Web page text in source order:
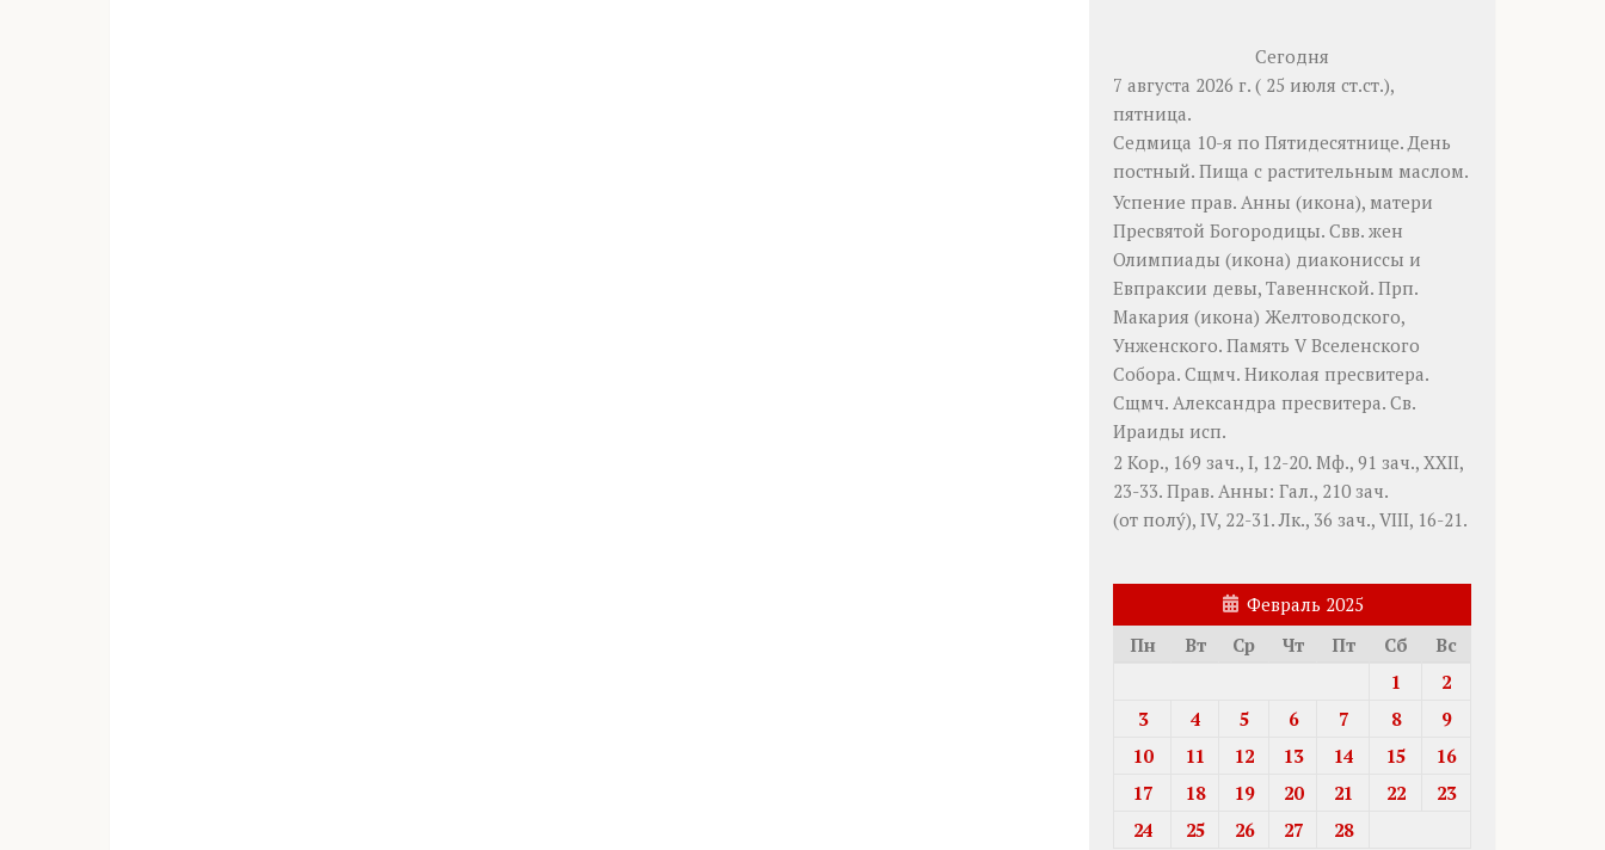
Сегодня
7 августа 2026 г. ( 25 июля ст.ст.),
пятница.
Седмица 10-я по Пятидесятнице. День
постный. Пища с растительным маслом.
Успение прав. Анны (икона), матери
Пресвятой Богородицы. Свв. жен
Олимпиады (икона) диакониссы и
Евпраксии девы, Тавеннской. Прп.
Макария (икона) Желтоводского,
Унженского. Память V Вселенского
Собора. Сщмч. Николая пресвитера.
Сщмч. Александра пресвитера. Св.
Ираиды исп.
2 Кор., 169 зач., I, 12-20. Мф., 91 зач., XXII,
23-33. Прав. Анны: Гал., 210 зач.
(от полу́), IV, 22-31. Лк., 36 зач., VIII, 16-21.
Февраль 2025
Пн
Вт Ср Чт Пт Сб
Вс
1
2
3
4 5 6 7 8
9
10
11 12 13 14 15
16
17
18 19 20 21 22
23
24
25 26 27
28